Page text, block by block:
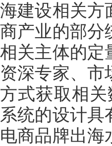
海建设相关方
商产业的部分
相关主体的定
资深专家、市
方式获取相
系统的设计具
电商品牌出海